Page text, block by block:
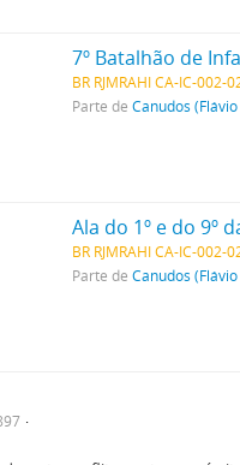
7º Batalhão de
BR RJMRAHI CA-IC-002-
Parte deCanudos
Ala do 1º e do 9º
BR RJMRAHI CA-IC-002-
Parte deCanudos